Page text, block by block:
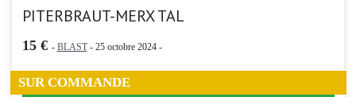
PITERBRAUT-MERX TAL
15 € - BLAST- 25 octobre 2024 -
SUR COMMANDE